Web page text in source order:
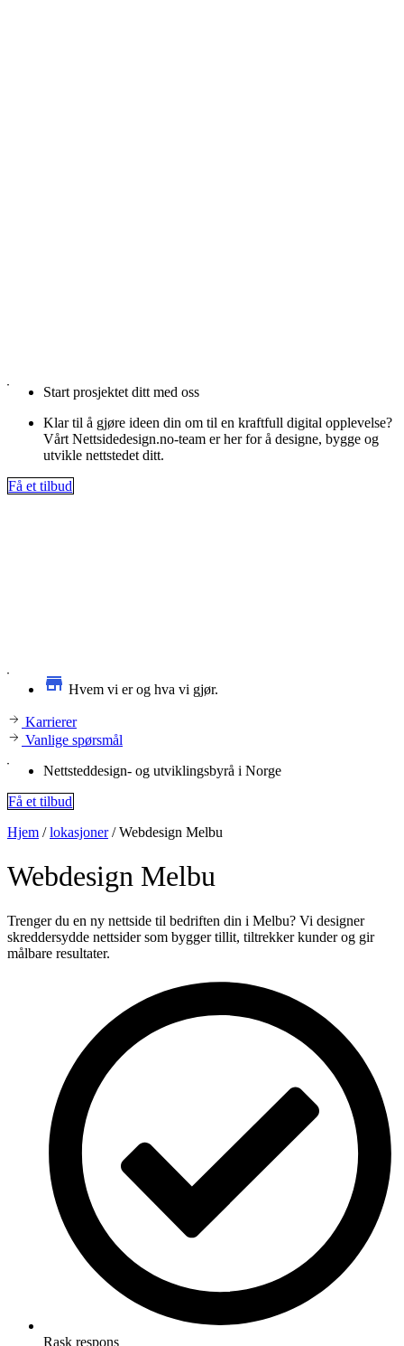
Start prosjektet ditt med oss
Klar til å gjøre ideen din om til en kraftfull digital opplevelse?
Vårt Nettsidedesign.no-team er her for å designe, bygge og
utvikle nettstedet ditt.
Få et tilbud
Hvem vi er og hva vi gjør.
Karrierer
Vanlige spørsmål
Nettsteddesign- og utviklingsbyrå i Norge
Få et tilbud
Hjem /lokasjoner/Webdesign Melbu
Webdesign Melbu
Trenger du en ny nettside til bedriften din i Melbu? Vi designer
skreddersydde nettsider som bygger tillit, tiltrekker kunder og gir
målbare resultater.
Rask respons